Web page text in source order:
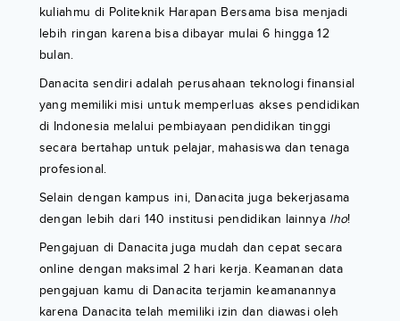
kuliahmu di Politeknik Harapan Bersama bisa menjadi
lebih ringan karena bisa dibayar mulai 6 hingga 12
bulan.
Danacita sendiri adalah perusahaan teknologi finansial
yang memiliki misi untuk memperluas akses pendidikan
di Indonesia melalui pembiayaan pendidikan tinggi
secara bertahap untuk pelajar, mahasiswa dan tenaga
profesional.
Selain dengan kampus ini, Danacita juga bekerjasama
dengan lebih dari 140 institusi pendidikan lainnya lho!
Pengajuan di Danacita juga mudah dan cepat secara
online dengan maksimal 2 hari kerja. Keamanan data
pengajuan kamu di Danacita terjamin keamanannya
karena Danacita telah memiliki izin dan diawasi oleh